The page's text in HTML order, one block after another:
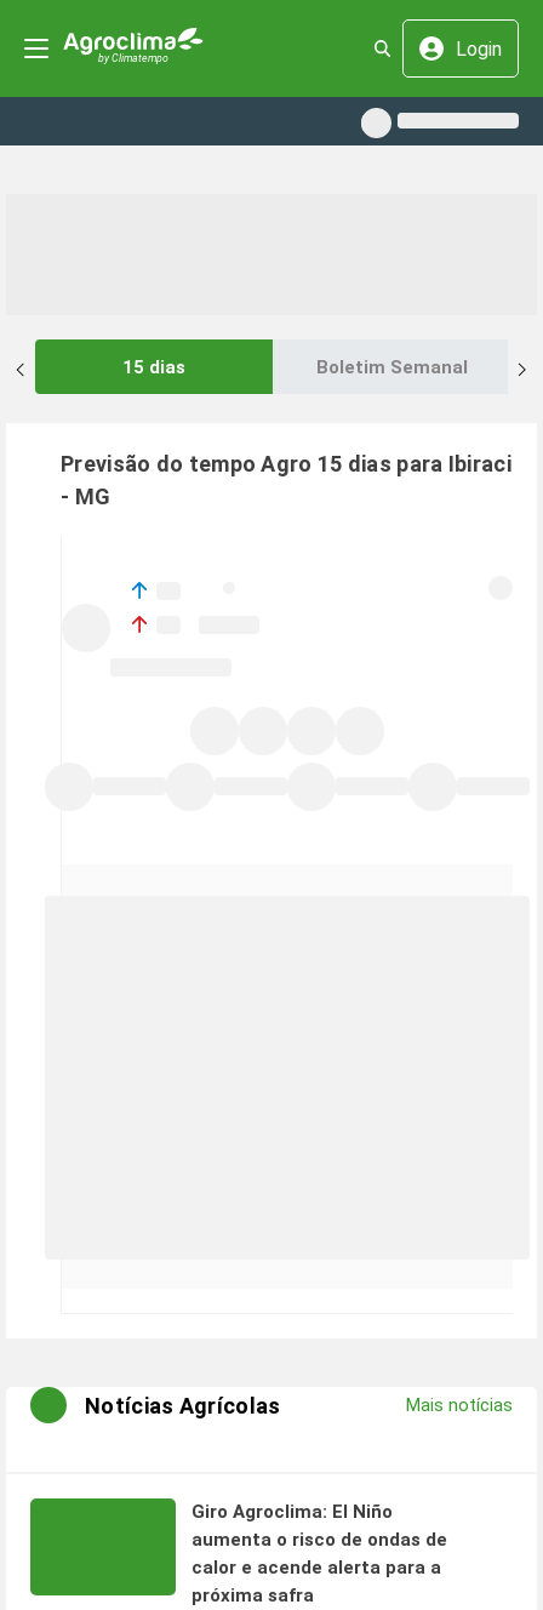
Login
15 dias Boletim Semanal
Previsão do tempo Agro 15 dias para Ibiraci
- MG
Notícias Agrícolas Mais notícias
Giro Agroclima: El Niño
aumenta o risco de ondas de
calor e acende alerta para a
próxima safra